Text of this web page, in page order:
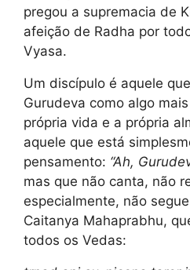
pregou a supremacia de
afeição de Radha por
Vyasa.
Um discípulo é aquele
Gurudeva como algo
própria vida e a própria
aquele que está
pensamento: “Ah,
mas que não canta, não
especialmente, não
Caitanya Mahaprabhu,
todos os Vedas: